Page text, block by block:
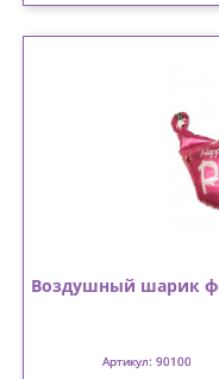
Воздушный шарик
Артикул: 90100